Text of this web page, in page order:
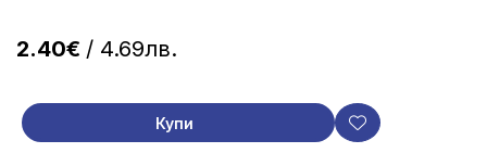
2.40€ / 4.69лв.
Купи